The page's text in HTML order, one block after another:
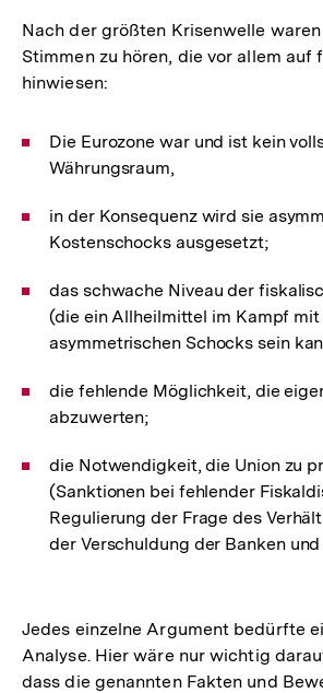
Nach der größten Krisenwelle
Stimmen zu hören, die vor allem auf
hinwiesen:
Die Eurozone war und ist kein
Währungsraum,
in der Konsequenz wird sie
Kostenschocks ausgesetzt;
das schwache Niveau der
(die ein Allheilmittel im Kampf mit
asymmetrischen Schocks sein
die fehlende Möglichkeit, die
abzuwerten;
die Notwendigkeit, die Union zu
(Sanktionen bei fehlender
Regulierung der Frage des
der Verschuldung der Banken
Jedes einzelne Argument bedürfte
Analyse. Hier wäre nur wichtig
dass die genannten Fakten und